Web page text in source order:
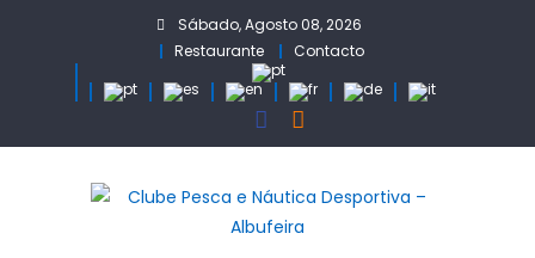
Sábado, Agosto 08, 2026
Restaurante
Contacto